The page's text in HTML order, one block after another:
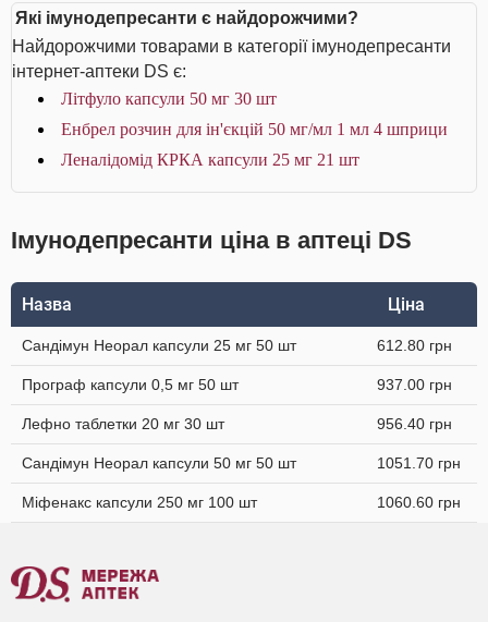
Які імунодепресанти є найдорожчими?
Найдорожчими товарами в категорії імунодепресанти
інтернет-аптеки DS є:
Літфуло капсули 50 мг 30 шт
Енбрел розчин для ін'єкцій 50 мг/мл 1 мл 4 шприци
Леналідомід КРКА капсули 25 мг 21 шт
Імунодепресанти ціна в аптеці DS
Назва Ціна
Сандімун Неорал капсули 25 мг 50 шт 612.80 грн
Програф капсули 0,5 мг 50 шт 937.00 грн
Лефно таблетки 20 мг 30 шт 956.40 грн
Сандімун Неорал капсули 50 мг 50 шт 1051.70 грн
Міфенакс капсули 250 мг 100 шт 1060.60 грн